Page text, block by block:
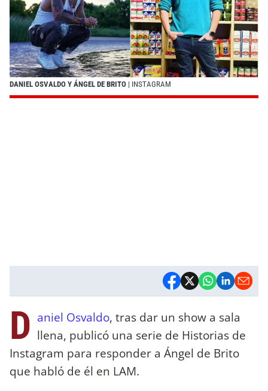
DANIEL OSVALDO Y ÁNGEL DE BRITO | INSTAGRAM
D aniel Osvaldo, tras dar un show a sala
llena, publicó una serie de Historias de
Instagram para responder a Ángel de Brito
que habló de él en LAM.